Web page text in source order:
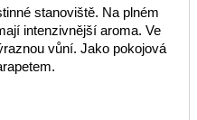
stanoviště. Na plném
intenzivnější aroma. Ve
vůní. Jako pokojová